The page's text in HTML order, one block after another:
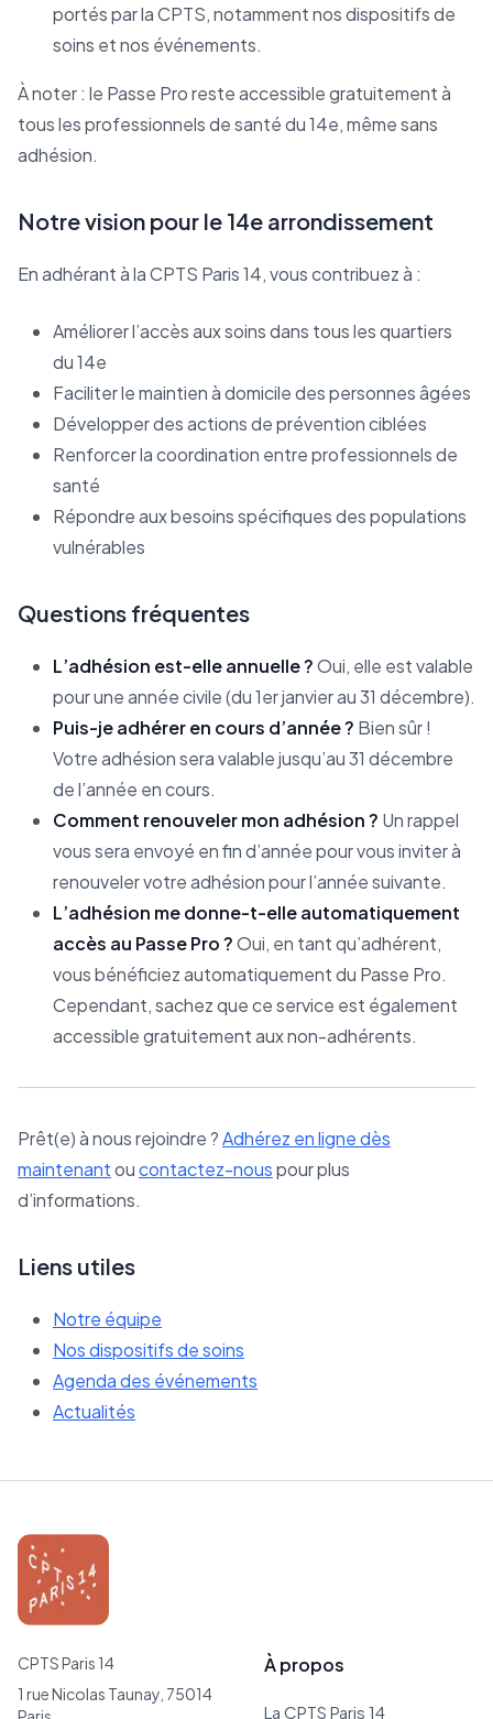
portés par la CPTS, notamment nos dispositifs de
soins et nos événements.
À noter : le Passe Pro reste accessible gratuitement à
tous les professionnels de santé du 14e, même sans
adhésion.
Notre vision pour le 14e arrondissement
En adhérant à la CPTS Paris 14, vous contribuez à :
Améliorer l’accès aux soins dans tous les quartiers
du 14e
Faciliter le maintien à domicile des personnes âgées
Développer des actions de prévention ciblées
Renforcer la coordination entre professionnels de
santé
Répondre aux besoins spécifiques des populations
vulnérables
Questions fréquentes
L’adhésion est-elle annuelle ?Oui, elle est valable
pour une année civile (du 1er janvier au 31 décembre).
Puis-je adhérer en cours d’année ? Bien sûr !
Votre adhésion sera valable jusqu’au 31 décembre
de l’année en cours.
Comment renouveler mon adhésion ? Un rappel
vous sera envoyé en fin d’année pour vous inviter à
renouveler votre adhésion pour l’année suivante.
L’adhésion me donne-t-elle automatiquement
accès au Passe Pro ?Oui, en tant qu’adhérent,
vous bénéficiez automatiquement du Passe Pro.
Cependant, sachez que ce service est également
accessible gratuitement aux non-adhérents.
Prêt(e) à nous rejoindre ?Adhérez en ligne dès
maintenantoucontactez-nouspour plus
d’informations.
Liens utiles
Notre équipe
Nos dispositifs de soins
Agenda des événements
Actualités
CPTS Paris 14
1 rue Nicolas Taunay, 75014
À propos
La CPTS Paris 14